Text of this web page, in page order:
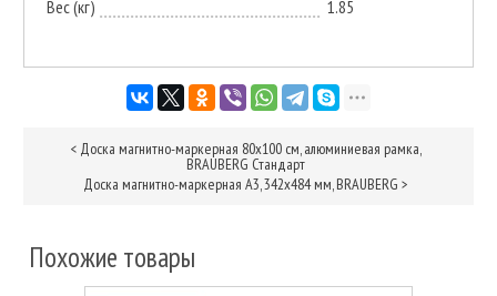
Вес (кг)
1.85
< Доска магнитно-маркерная 80х100 см, алюминиевая рамка,
BRAUBERG Стандарт
Доска магнитно-маркерная А3, 342х484 мм, BRAUBERG >
Похожие товары